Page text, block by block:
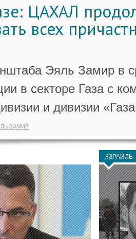
ЦАХАЛ
всех
Эяль Замир в
в секторе Газа с
и дивизии
ЗАМИР
ИЗРАИЛЬ